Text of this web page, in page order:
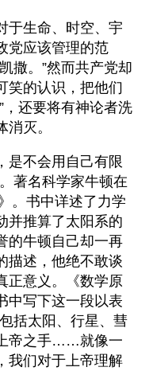
于生命、时空、宇
党应该管理的范
撒。”然而共产党却
笑的认识，把他们
，还要将有神论者洗
灭。
是不会用自己有限
著名科学家牛顿在
。书中详述了力学
并推算了太阳系的
的牛顿自己却一再
描述，他绝不敢谈
正意义。《数学原
中写下这一段以表
括太阳、行星、彗
帝之手……就像一
我们对于上帝理解